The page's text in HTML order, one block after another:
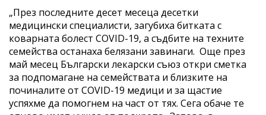
„През последните десет месеца десетки
медицински специалисти, загубиха битката с
коварната болест COVID-19, а съдбите на техните
семейства останаха белязани завинаги. Още през
май месец Български лекарски съюз откри сметка
за подпомагане на семействата и близките на
починалите от COVID-19 медици и за щастие
успяхме да помогнем на част от тях. Сега обаче те